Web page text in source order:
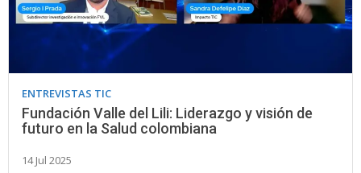
ENTREVISTAS TIC
Fundación Valle del Lili: Liderazgo y visión de
futuro en la Salud colombiana
14 Jul 2025